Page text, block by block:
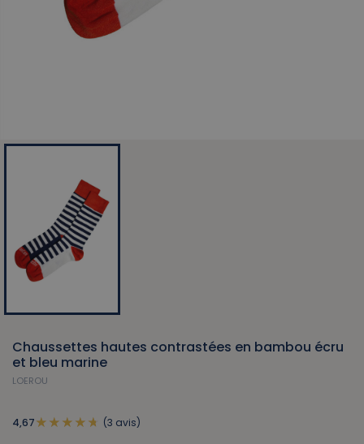
Chaussettes hautes contrastées en bambou écru
et bleu marine
LOEROU
4,67 (3 avis)